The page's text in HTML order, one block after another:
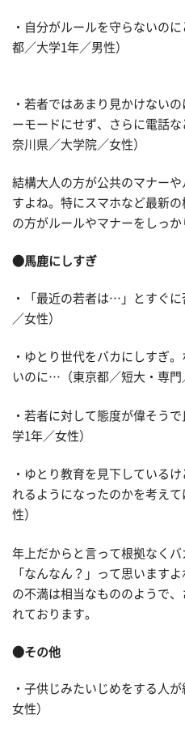
・自分がルールを守らないの
都／大学1年／男性）
・若者ではあまり見かけない
ーモードにせず、さらに電話
奈川県／大学院／女性）
結構大人の方が公共のマナー
すよね。特にスマホなど最新
の方がルールやマナーをしっか
●馬鹿にしすぎ
・「最近の若者は…」とすぐ
／女性）
・ゆとり世代をバカにしすぎ
いのに…（東京都／短大・専門
・若者に対して態度が偉そう
学1年／女性）
・ゆとり教育を見下している
れるようになったのかを考え
性）
年上だからと言って根拠なく
「なんなん？」って思います
の不満は相当なもののようで
れております。
●その他
・子供じみたいじめをする人
女性）